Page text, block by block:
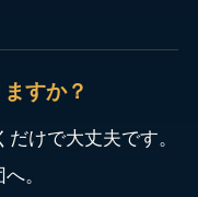
すか？
けで大丈夫です。
。